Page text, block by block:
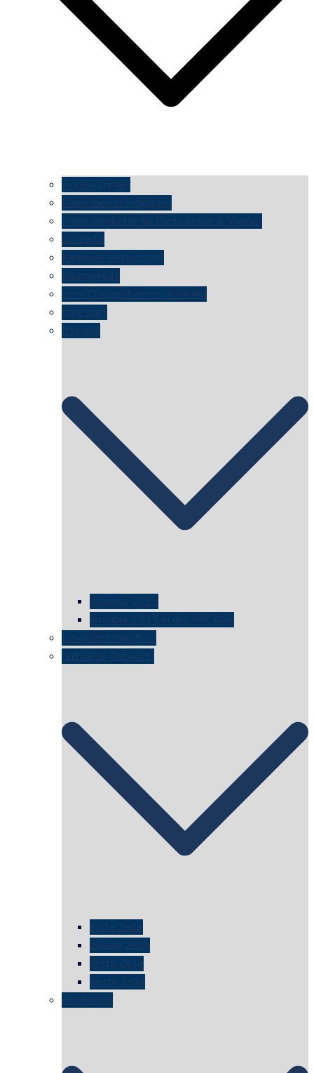
Angekommen
Menschen in Schildgen
Menschenkette für Demokratie & Vielfalt
konzerte
Karneval Monochrom
Baumgefühl
mein Chargesheimer reloaded
time shift
Istanbul
istanbul 1995
Istanbul 2015 in der IHK Köln
schwimmt Neptun?
„schnelle Antwort“
erste Zelle
zweite Zelle
dritte Zelle
vierte Zelle
architektur